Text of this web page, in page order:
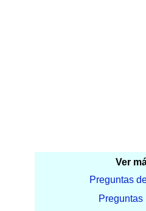
Ver
Preguntas
Preguntas